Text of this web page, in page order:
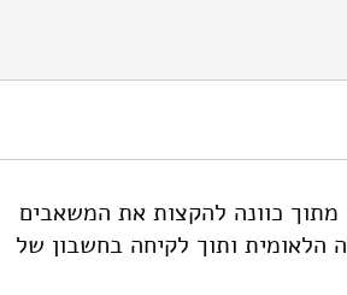
כוונה להקצות את המשאבים
הלאומית ותוך לקיחה בחשבון של